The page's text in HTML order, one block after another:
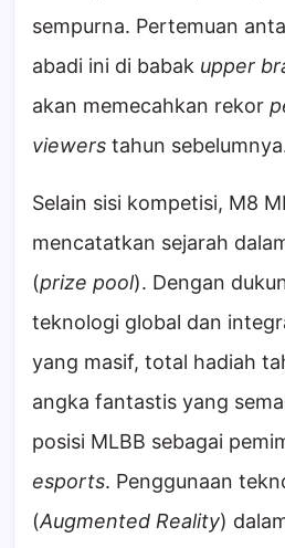
sempurna. Pertemuan
abadi ini di babak upper
akan memecahkan rekor
viewers tahun
Selain sisi kompetisi, M8
mencatatkan sejarah
(prize pool). Dengan
teknologi global dan
yang masif, total hadiah
angka fantastis yang
posisi MLBB sebagai
esports. Penggunaan
(Augmented Reality)